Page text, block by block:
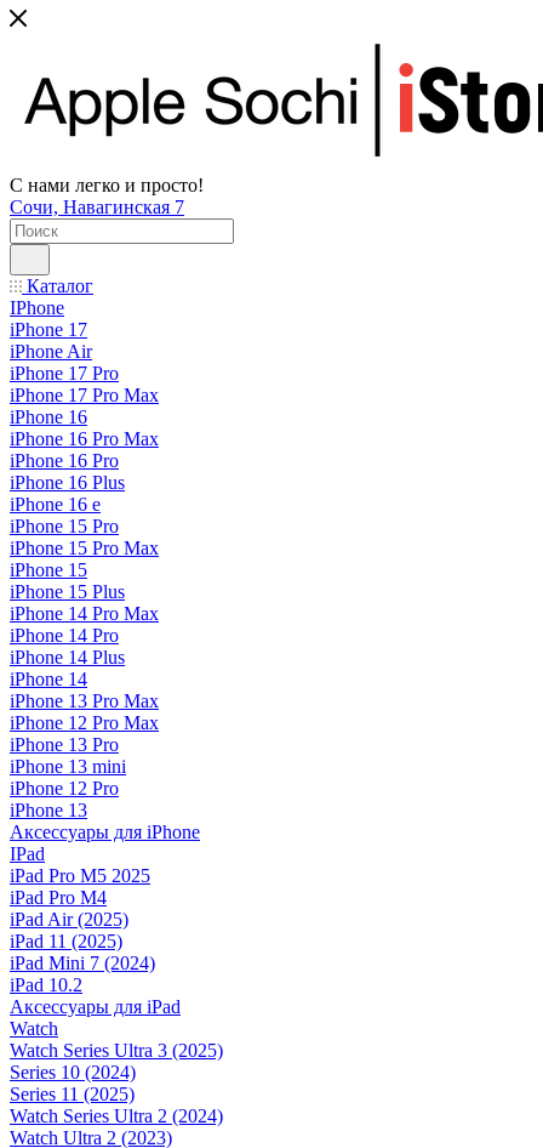
С нами легко и просто!
Сочи, Навагинская 7
Каталог
IPhone
iPhone 17
iPhone Air
iPhone 17 Pro
iPhone 17 Pro Max
iPhone 16
iPhone 16 Pro Max
iPhone 16 Pro
iPhone 16 Plus
iPhone 16 e
iPhone 15 Pro
iPhone 15 Pro Max
iPhone 15
iPhone 15 Plus
iPhone 14 Pro Max
iPhone 14 Pro
iPhone 14 Plus
iPhone 14
iPhone 13 Pro Max
iPhone 12 Pro Max
iPhone 13 Pro
iPhone 13 mini
iPhone 12 Pro
iPhone 13
Аксессуары для iPhone
IPad
iPad Pro M5 2025
iPad Pro M4
iPad Air (2025)
iPad 11 (2025)
iPad Mini 7 (2024)
iPad 10.2
Аксессуары для iPad
Watch
Watch Series Ultra 3 (2025)
Series 10 (2024)
Series 11 (2025)
Watch Series Ultra 2 (2024)
Watch Ultra 2 (2023)